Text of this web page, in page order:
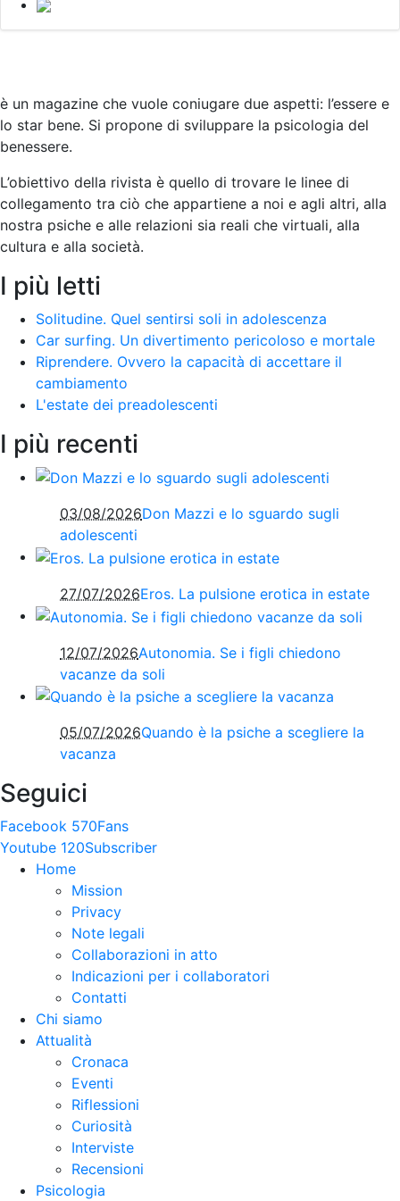
è un magazine che vuole coniugare due aspetti: l’essere e
lo star bene. Si propone di sviluppare la psicologia del
benessere.
L’obiettivo della rivista è quello di trovare le linee di
collegamento tra ciò che appartiene a noi e agli altri, alla
nostra psiche e alle relazioni sia reali che virtuali, alla
cultura e alla società.
I più letti
Solitudine. Quel sentirsi soli in adolescenza
Car surfing. Un divertimento pericoloso e mortale
Riprendere. Ovvero la capacità di accettare il
cambiamento
L'estate dei preadolescenti
I più recenti
03/08/2026Don Mazzi e lo sguardo sugli
adolescenti
27/07/2026Eros. La pulsione erotica in estate
12/07/2026Autonomia. Se i figli chiedono
vacanze da soli
05/07/2026Quando è la psiche a scegliere la
vacanza
Seguici
Facebook 570Fans
Youtube 120Subscriber
Home
Mission
Privacy
Note legali
Collaborazioni in atto
Indicazioni per i collaboratori
Contatti
Chi siamo
Attualità
Cronaca
Eventi
Riflessioni
Curiosità
Interviste
Recensioni
Psicologia